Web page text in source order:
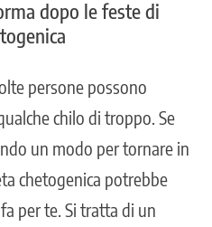
dopo le feste di
persone possono
chilo di troppo. Se
un modo per tornare in
chetogenica potrebbe
per te. Si tratta di un